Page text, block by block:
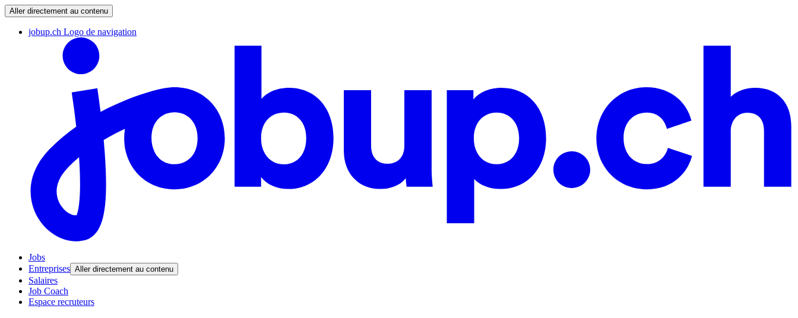
Aller directement au contenu
jobup.ch Logo de navigation
Jobs
Entreprises Aller directement au contenu
Salaires
Job Coach
Espace recruteurs